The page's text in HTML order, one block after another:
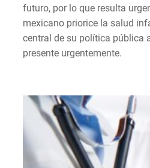
futuro, por lo que resulta
mexicano priorice la salud
central de su política pública
presente urgentemente.